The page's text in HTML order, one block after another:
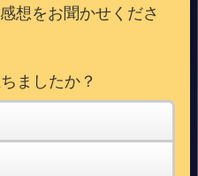
想をお聞かせくださ
ましたか？